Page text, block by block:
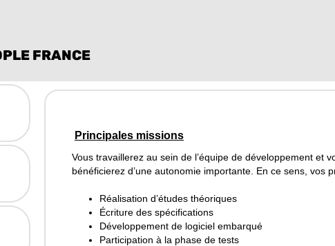
FRANCE
Principales missions
Vous travaillerez au sein de l’équipe de développement et
bénéficierez d’une autonomie importante. En ce sens, vos
Réalisation d’études théoriques
Écriture des spécifications
Développement de logiciel embarqué
Participation à la phase de tests